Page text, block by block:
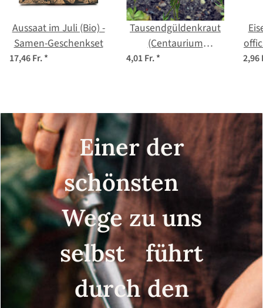
Aussaat im Juli (Bio) -
Samen-Geschenkset
17,46 Fr.*
Tausendgüldenkraut
(Centaurium
erythraea) - Bio
4,01 Fr.* 2,96
Einer der
schönsten
Wege zu uns
selbst führt
durch den